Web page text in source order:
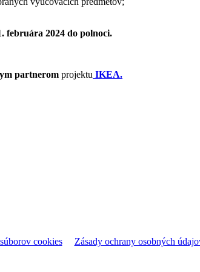
februára 2024 do polnoci.
partnerom projektu IKEA.
cookies Zásady ochrany osobných